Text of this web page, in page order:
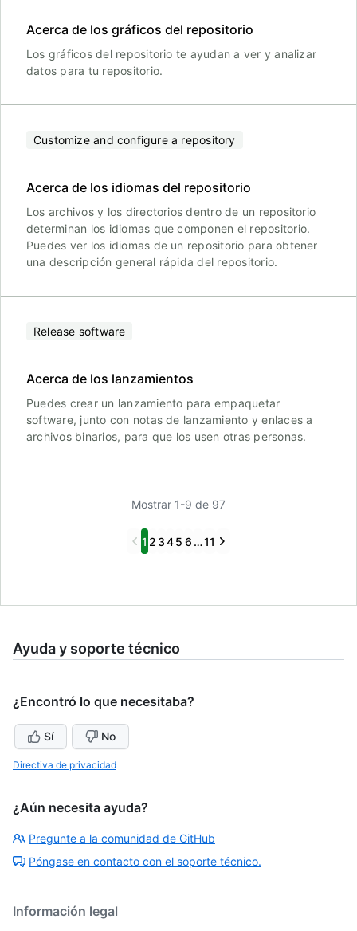
Acerca de los gráficos del repositorio
Los gráficos del repositorio te ayudan a ver y analizar
datos para tu repositorio.
Customize and configure a repository
Acerca de los idiomas del repositorio
Los archivos y los directorios dentro de un repositorio
determinan los idiomas que componen el repositorio.
Puedes ver los idiomas de un repositorio para obtener
una descripción general rápida del repositorio.
Release software
Acerca de los lanzamientos
Puedes crear un lanzamiento para empaquetar
software, junto con notas de lanzamiento y enlaces a
archivos binarios, para que los usen otras personas.
Mostrar 1-9 de 97
Previous
1 2 345 6 …11 Next
Ayuda y soporte técnico
¿Encontró lo que necesitaba?
Sí No
Directiva de privacidad
¿Aún necesita ayuda?
Pregunte a la comunidad de GitHub
Póngase en contacto con el soporte técnico.
Información legal